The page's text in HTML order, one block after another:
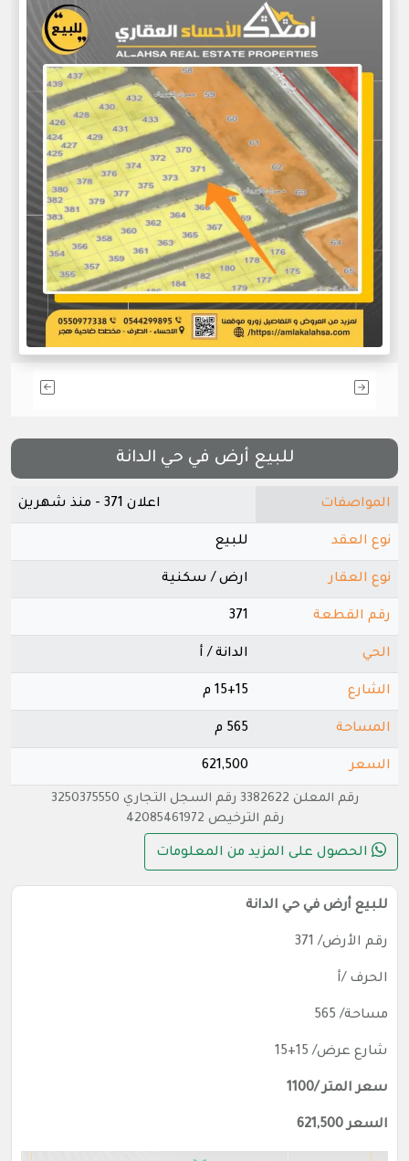
للبيع أرض في حي الدانة
المواصفات اعلان 371 - منذ شهرين
نوع العقد للبيع
نوع العقار ارض / سكنية
رقم القطعة 371
الحي الدانة / أ
الشارع 15+15 م
المساحة 565 م
السعر 621,500
رقم المعلن 3382622 رقم السجل التجاري 3250375550
رقم الترخيص 42085461972
الحصول على المزيد من المعلومات
للبيع أرض في حي الدانة
رقم الأرض/ 371
الحرف /أ
مساحة/ 565
شارع عرض/ 15+15
سعر المتر /1100
السعر 621,500